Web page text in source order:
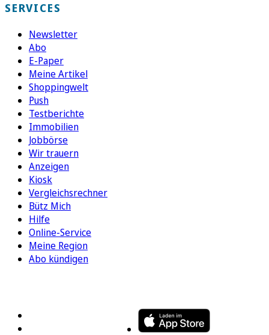
SERVICES
Newsletter
Abo
E-Paper
Meine Artikel
Shoppingwelt
Push
Testberichte
Immobilien
Jobbörse
Wir trauern
Anzeigen
Kiosk
Vergleichsrechner
Bütz Mich
Hilfe
Online-Service
Meine Region
Abo kündigen